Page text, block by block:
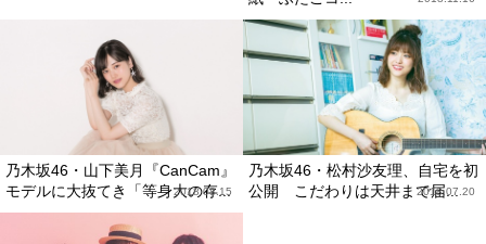
乃木坂46・山下美月『CanCam』
モデルに大抜てき「等身大の存...
2018.08.15
乃木坂46・松村沙友理、自宅を初
公開 こだわりは天井まで届...
2018.07.20